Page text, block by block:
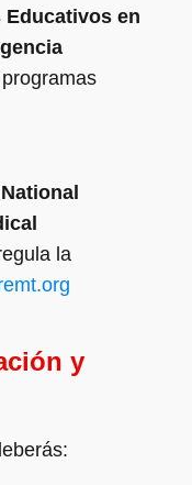
en
National
la
y